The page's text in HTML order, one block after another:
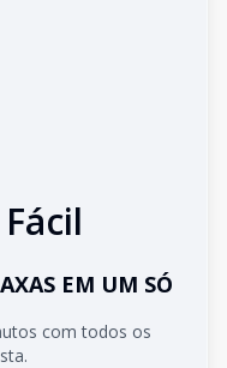
EM UM SÓ
com todos os